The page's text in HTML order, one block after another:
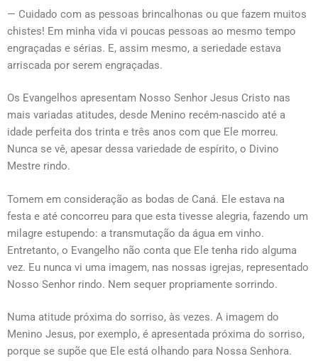
— Cuidado com as pessoas brincalhonas ou que fazem muitos
chistes! Em minha vida vi poucas pessoas ao mesmo tempo
engraçadas e sérias. E, assim mesmo, a seriedade estava
arriscada por serem engraçadas. ­
Os Evangelhos apresentam Nosso Senhor Jesus Cristo nas
mais variadas atitudes, desde Menino recém-nascido até a
idade perfeita dos trinta e três anos com que Ele morreu.
Nunca se vê, apesar dessa variedade de espírito, o Divino
Mestre rindo.
Tomem em consideração as bodas de Caná. Ele estava na
festa e até concorreu para que esta tivesse alegria, fazendo um
milagre estupendo: a transmutação da água em vinho.
Entretanto, o Evangelho não conta que Ele tenha rido alguma
vez. Eu nunca vi uma imagem, nas nossas igrejas, representado
Nosso Senhor rindo. Nem sequer propriamente sorrindo.
Numa atitude próxima do sorriso, às vezes. A imagem do
Menino Jesus, por exemplo, é apresentada próxima do sorriso,
porque se supõe que Ele está olhando para Nossa Senhora.